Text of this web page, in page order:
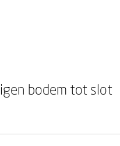
bodem tot slot